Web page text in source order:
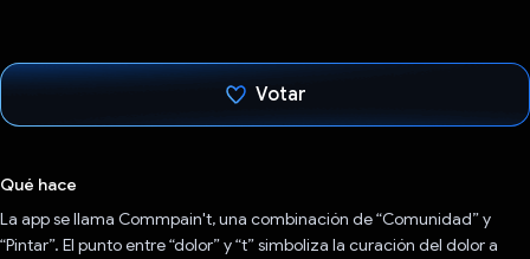
Votar
Qué hace
La app se llama Commpain't, una combinación de “Comunidad” y
“Pintar”. El punto entre “dolor” y “t” simboliza la curación del dolor a